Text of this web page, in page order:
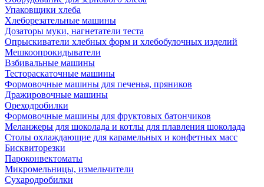
Упаковщики хлеба
Хлеборезательные машины
Дозаторы муки, нагнетатели теста
Опрыскиватели хлебных форм и хлебобулочных изделий
Мешкоопрокидыватели
Взбивальные машины
Тестораскаточные машины
Формовочные машины для печенья, пряников
Дражировочные машины
Ореходробилки
Формовочные машины для фруктовых батончиков
Меланжеры для шоколада и котлы для плавления шоколада
Столы охлаждающие для карамельных и конфетных масс
Бисквиторезки
Пароконвектоматы
Микромельницы, измельчители
Сухародробилки